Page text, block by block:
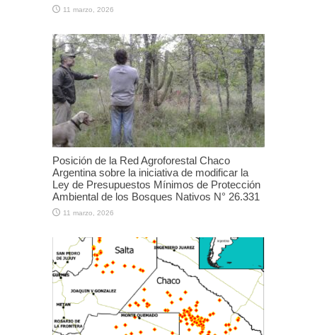
11 marzo, 2026
Posición de la Red Agroforestal Chaco
Argentina sobre la iniciativa de modificar la
Ley de Presupuestos Mínimos de Protección
Ambiental de los Bosques Nativos N° 26.331
11 marzo, 2026